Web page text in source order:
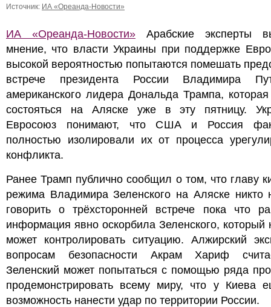
Источник: ИА «Ореанда-Новости»
ИА «Ореанда-Новости» Арабские эксперты
мнение, что власти Украины при поддержке
высокой вероятностью попытаются помешать
встрече президента России Владимира
американского лидера Дональда Трампа,
состояться на Аляске уже в эту пятницу.
Евросоюз понимают, что США и Россия
полностью изолировали их от процесса
конфликта.
Ранее Трамп публично сообщил о том, что главу
режима Владимира Зеленского на Аляске никто
говорить о трёхсторонней встрече пока что
информация явно оскорбила Зеленского, который
может контролировать ситуацию. Алжирский
вопросам безопасности Акрам Хариф
Зеленский может попытаться с помощью ряда
продемонстрировать всему миру, что у Киева
возможность нанести удар по территории России.